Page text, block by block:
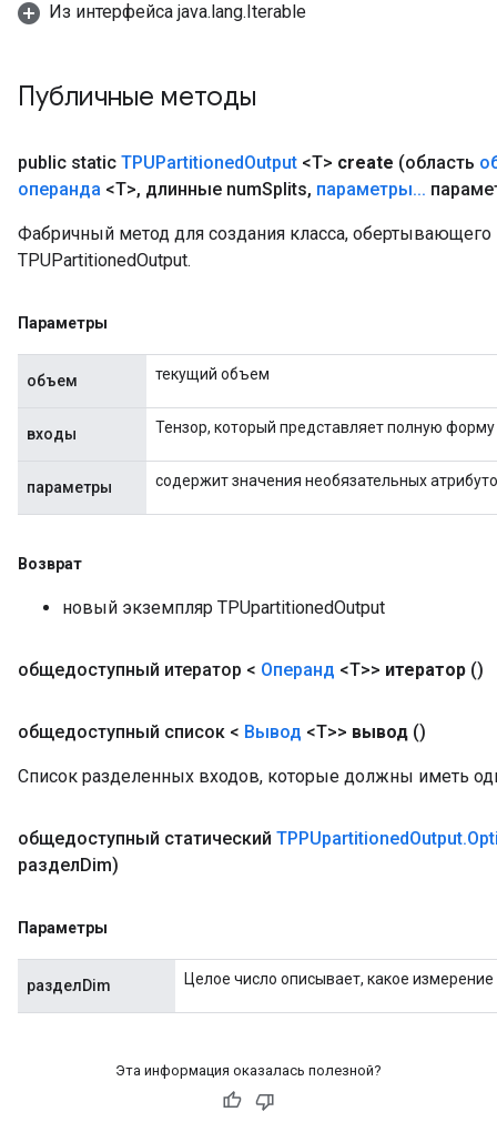
Из интерфейса java.lang.Iterable
Публичные методы
public static TPUPartitionedOutput <T> create (область
операнда <T>, длинные numSplits, параметры...
Фабричный метод для создания класса,
TPUPartitionedOutput.
Параметры
объем текущий объем
входы Тензор, который представляет полную
параметры содержит значения необязательных
Возврат
новый экземпляр TPUpartitionedOutput
общедоступный итератор < Операнд <T>> итератор ()
общедоступный список < Вывод <T>> вывод ()
Список разделенных входов, которые должны иметь
общедоступный статический TPPUpartitionedOutput.
разделDim)
Параметры
разделDim Целое число описывает, какое
Эта информация оказалась полезной?